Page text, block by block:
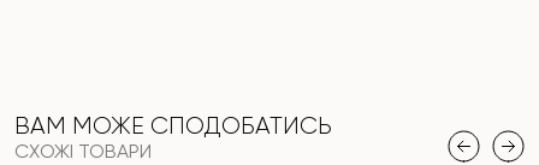
ВАМ МОЖЕ СПОДОБАТИСЬ
СХОЖІ ТОВАРИ